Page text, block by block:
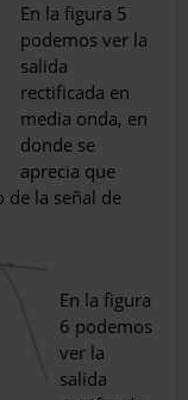
En la figura 5
podemos ver la
salida
rectificada en
media onda, en
donde se
aprecia que
de la señal de
En la figura
6 podemos
ver la
salida